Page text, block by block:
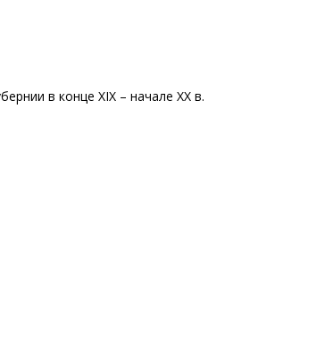
в конце XIX – начале XX в.